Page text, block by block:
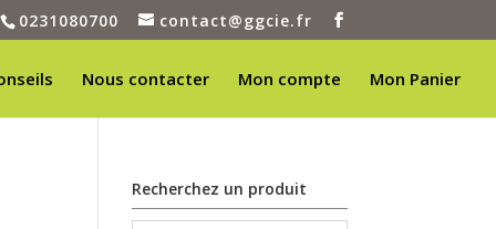
0231080700 contact@ggcie.fr
Nous contacter Mon compte Mon Panier
Recherchez un produit